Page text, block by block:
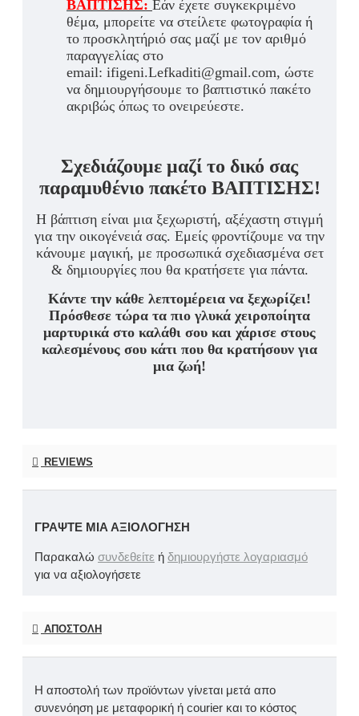
ΒΑΠΤΙΣΗΣ: Εάν έχετε συγκεκριμένο
θέμα, μπορείτε να στείλετε φωτογραφία ή
το προσκλητήριό σας μαζί με τον αριθμό
παραγγελίας στο
email: ifigeni.Lefkaditi@gmail.com, ώστε
να δημιουργήσουμε το βαπτιστικό πακέτο
ακριβώς όπως το ονειρεύεστε.
Σχεδιάζουμε μαζί το δικό σας
παραμυθένιο πακέτο ΒΑΠΤΙΣΗΣ!
Η βάπτιση είναι μια ξεχωριστή, αξέχαστη στιγμή
για την οικογένειά σας. Εμείς φροντίζουμε να την
κάνουμε μαγική, με προσωπικά σχεδιασμένα σετ
& δημιουργίες που θα κρατήσετε για πάντα.
Κάντε την κάθε λεπτομέρεια να ξεχωρίζει!
Πρόσθεσε τώρα τα πιο γλυκά χειροποίητα
μαρτυρικά στο καλάθι σου και χάρισε στους
καλεσμένους σου κάτι που θα κρατήσουν για
μια ζωή!
REVIEWS
ΓΡΆΨΤΕ ΜΙΑ ΑΞΙΟΛΌΓΗΣΗ
Παρακαλώ συνδεθείτε ή δημιουργήστε λογαριασμό
για να αξιολογήσετε
ΑΠΟΣΤΟΛΉ
Η αποστολή των προϊόντων γίνεται μετά απο
συνενόηση με μεταφορική ή courier και το κόστος